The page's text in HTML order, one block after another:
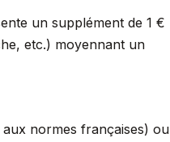
un supplément de 1 €
etc.) moyennant un
normes françaises) ou